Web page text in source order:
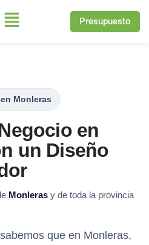
Presupuesto
Monleras
en
un Diseño
Monleras y de toda la provincia
que en Monleras,